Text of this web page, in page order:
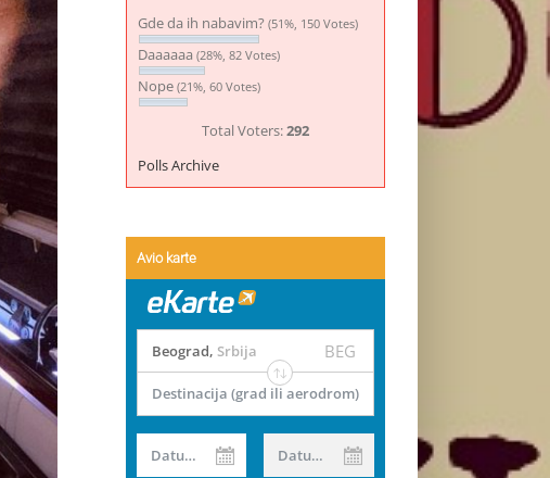
Gde da ih nabavim? (51%, 150 Votes)
Daaaaaa (28%, 82 Votes)
Nope (21%, 60 Votes)
Total Voters:292
Polls Archive
Avio karte
Beograd, Srbija BEG
Destinacija (grad ili aerodrom)
Datum od Datum do